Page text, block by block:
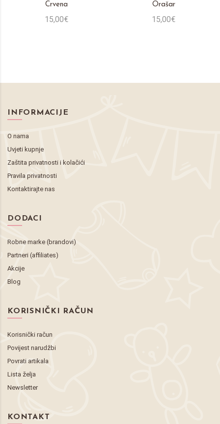
Crvena
15,00€
Orašar
15,00€
INFORMACIJE
O nama
Uvjeti kupnje
Zaštita privatnosti i kolačići
Pravila privatnosti
Kontaktirajte nas
DODACI
Robne marke (brandovi)
Partneri (affiliates)
Akcije
Blog
KORISNIČKI RAČUN
Korisnički račun
Povijest narudžbi
Povrati artikala
Lista želja
Newsletter
KONTAKT